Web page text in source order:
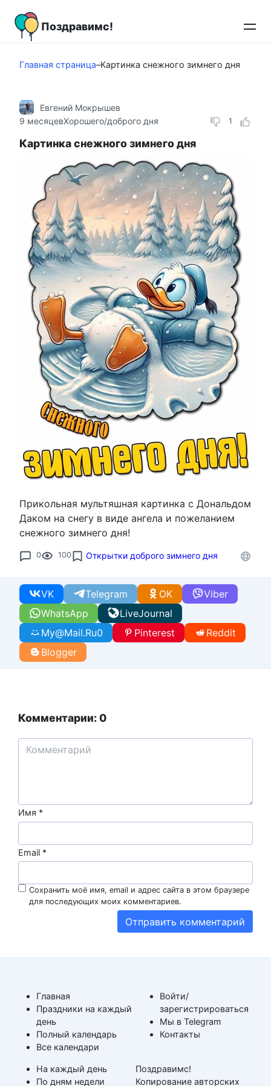
контенту
Поздравимс!
Главная страница–Картинка снежного зимнего дня
1
Евгений Мокрышев
9 месяцевХорошего/доброго дня
Картинка снежного зимнего дня
Прикольная мультяшная картинка с Дональдом
Даком на снегу в виде ангела и пожеланием
снежного зимнего дня!
0 100 Открытки доброго зимнего дня
WhatsApp
VK Telegram Viber
OK
LiveJournal
My@Mail.Ru0 Pinterest
Reddit
Blogger
Комментарии: 0
Имя *
Email *
Сохранить моё имя, email и адрес сайта в этом браузере
для последующих моих комментариев.
Главная
Праздники на каждый
день
Полный календарь
Все календари
На каждый день
По дням недели
Войти/
зарегистрироваться
Мы в Telegram
Контакты
Поздравимс!
Копирование авторских